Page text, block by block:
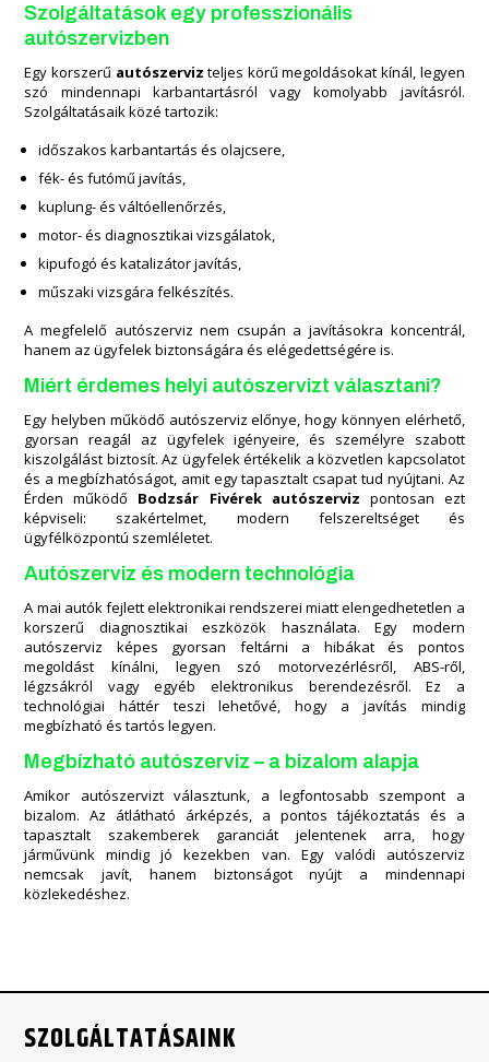
Szolgáltatások egy professzionális
autószervizben
Egy korszerű autószerviz teljes körű megoldásokat kínál, legyen
szó mindennapi karbantartásról vagy komolyabb javításról.
Szolgáltatásaik közé tartozik:
időszakos karbantartás és olajcsere,
fék- és futómű javítás,
kuplung- és váltóellenőrzés,
motor- és diagnosztikai vizsgálatok,
kipufogó és katalizátor javítás,
műszaki vizsgára felkészítés.
A megfelelő autószerviz nem csupán a javításokra koncentrál,
hanem az ügyfelek biztonságára és elégedettségére is.
Miért érdemes helyi autószervizt választani?
Egy helyben működő autószerviz előnye, hogy könnyen elérhető,
gyorsan reagál az ügyfelek igényeire, és személyre szabott
kiszolgálást biztosít. Az ügyfelek értékelik a közvetlen kapcsolatot
és a megbízhatóságot, amit egy tapasztalt csapat tud nyújtani. Az
Érden működő Bodzsár Fivérek autószerviz pontosan ezt
képviseli: szakértelmet, modern felszereltséget és
ügyfélközpontú szemléletet.
Autószerviz és modern technológia
A mai autók fejlett elektronikai rendszerei miatt elengedhetetlen a
korszerű diagnosztikai eszközök használata. Egy modern
autószerviz képes gyorsan feltárni a hibákat és pontos
megoldást kínálni, legyen szó motorvezérlésről, ABS-ről,
légzsákról vagy egyéb elektronikus berendezésről. Ez a
technológiai háttér teszi lehetővé, hogy a javítás mindig
megbízható és tartós legyen.
Megbízható autószerviz – a bizalom alapja
Amikor autószervizt választunk, a legfontosabb szempont a
bizalom. Az átlátható árképzés, a pontos tájékoztatás és a
tapasztalt szakemberek garanciát jelentenek arra, hogy
járművünk mindig jó kezekben van. Egy valódi autószerviz
nemcsak javít, hanem biztonságot nyújt a mindennapi
közlekedéshez.
SZOLGÁLTATÁSAINK